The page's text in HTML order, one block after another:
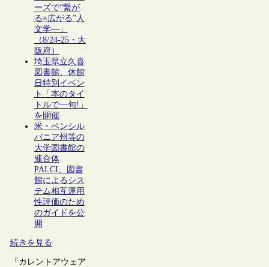
ーズで“繋が
る×広がる”人
文学―」
（8/24-25・大
阪府）
埼玉県立久喜
図書館、休館
日特別イベン
ト「本のタイ
トルで一句!」
を開催
米・ペンシル
バニア州等の
大学図書館の
連合体
PALCI、図書
館によるシス
テム相互運用
性評価のため
のガイドを公
開
続きを見る
「カレントアウェア